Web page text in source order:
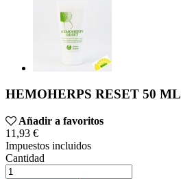
HEMOHERPS RESET 50 ML
Añadir a favoritos
11,93 €
Impuestos incluidos
Cantidad